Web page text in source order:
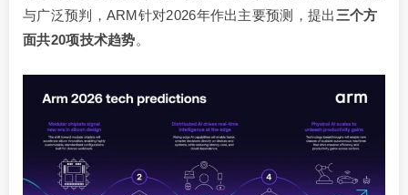
与广泛预判，ARM针对2026年作出主要预测，提出 三个方
面共20项技术趋势。